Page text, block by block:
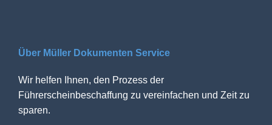
Über Müller Dokumenten Service
Wir helfen Ihnen, den Prozess der
Führerscheinbeschaffung zu vereinfachen und Zeit zu
sparen.